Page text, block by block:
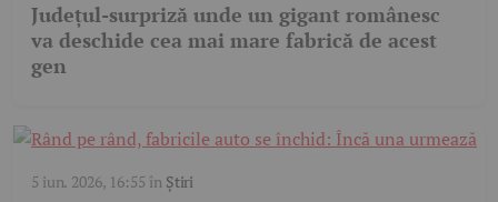
Județul-surpriză unde un gigant românesc
va deschide cea mai mare fabrică de acest
gen
5 iun. 2026, 16:55 în Știri